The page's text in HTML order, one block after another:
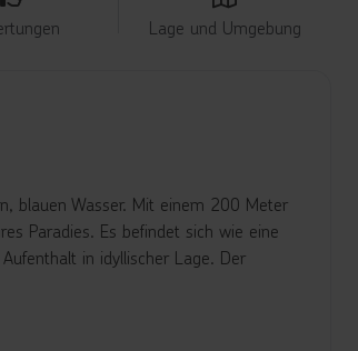
Lage und Umgebung
blauen Wasser. Mit einem 200 Meter
Paradies. Es befindet sich wie eine
in idyllischer Lage. Der